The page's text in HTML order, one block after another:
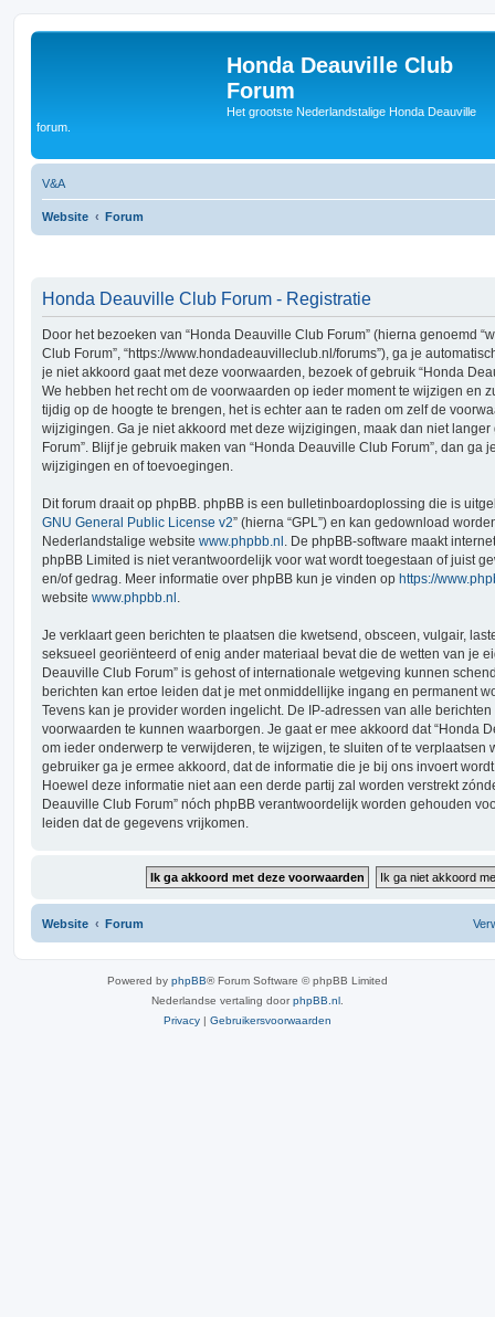
Honda Deauville Club
Forum
Het grootste Nederlandstalige Honda Deauville
forum.
V&A
Website Forum
Honda Deauville Club Forum - Registratie
Door het bezoeken van “Honda Deauville Club Forum” (hierna genoemd
Club Forum”, “https://www.hondadeauvilleclub.nl/forums”), ga je
je niet akkoord gaat met deze voorwaarden, bezoek of gebruik “Honda
We hebben het recht om de voorwaarden op ieder moment te wijzigen en
tijdig op de hoogte te brengen, het is echter aan te raden om zelf de
wijzigingen. Ga je niet akkoord met deze wijzigingen, maak dan niet
Forum”. Blijf je gebruik maken van “Honda Deauville Club Forum”, dan ga
wijzigingen en of toevoegingen.
Dit forum draait op phpBB. phpBB is een bulletinboardoplossing die is
GNU General Public License v2” (hierna “GPL”) en kan gedownload
Nederlandstalige website www.phpbb.nl . De phpBB-software maakt
phpBB Limited is niet verantwoordelijk voor wat wordt toegestaan of juist
en/of gedrag. Meer informatie over phpBB kun je vinden op https://
website www.phpbb.nl .
Je verklaart geen berichten te plaatsen die kwetsend, obsceen, vulgair,
seksueel georiënteerd of enig ander materiaal bevat die de wetten van je
Deauville Club Forum” is gehost of internationale wetgeving kunnen
berichten kan ertoe leiden dat je met onmiddellijke ingang en permanent
Tevens kan je provider worden ingelicht. De IP-adressen van alle
voorwaarden te kunnen waarborgen. Je gaat er mee akkoord dat “Honda
om ieder onderwerp te verwijderen, te wijzigen, te sluiten of te verplaatsen
gebruiker ga je ermee akkoord, dat de informatie die je bij ons invoert
Hoewel deze informatie niet aan een derde partij zal worden verstrekt
Deauville Club Forum” nóch phpBB verantwoordelijk worden gehouden
leiden dat de gegevens vrijkomen.
Website Forum
Powered by phpBB® Forum Software © phpBB Limited
Nederlandse vertaling doorphpBB.nl
Privacy | Gebruikersvoorwaarden